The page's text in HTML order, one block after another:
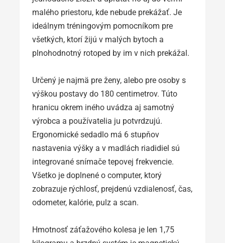
malého priestoru, kde nebude prekážať. Je
ideálnym tréningovým pomocníkom pre
všetkých, ktorí žijú v malých bytoch a
plnohodnotný rotoped by im v nich prekážal.
Určený je najmä pre ženy, alebo pre osoby s
výškou postavy do 180 centimetrov. Túto
hranicu okrem iného uvádza aj samotný
výrobca a používatelia ju potvrdzujú.
Ergonomické sedadlo má 6 stupňov
nastavenia výšky a v madlách riadidiel sú
integrované snímače tepovej frekvencie.
Všetko je doplnené o computer, ktorý
zobrazuje rýchlosť, prejdenú vzdialenosť, čas,
odometer, kalórie, pulz a scan.
Hmotnosť záťažového kolesa je len 1,75